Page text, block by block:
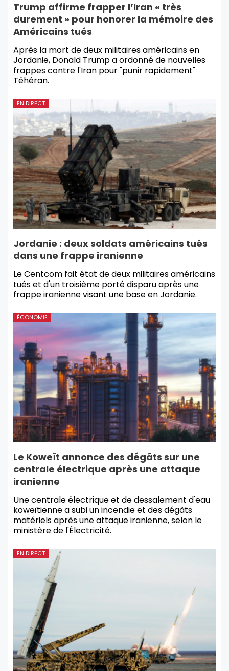
Trump affirme frapper l’Iran « très
durement » pour honorer la mémoire des
Américains tués
Après la mort de deux militaires américains en
Jordanie, Donald Trump a ordonné de nouvelles
frappes contre l'Iran pour "punir rapidement"
Téhéran.
EN DIRECT
Jordanie : deux soldats américains tués
dans une frappe iranienne
Le Centcom fait état de deux militaires américains
tués et d'un troisième porté disparu après une
frappe iranienne visant une base en Jordanie.
ÉCONOMIE
Le Koweït annonce des dégâts sur une
centrale électrique après une attaque
iranienne
Une centrale électrique et de dessalement d'eau
koweïtienne a subi un incendie et des dégâts
matériels après une attaque iranienne, selon le
ministère de l'Électricité.
EN DIRECT